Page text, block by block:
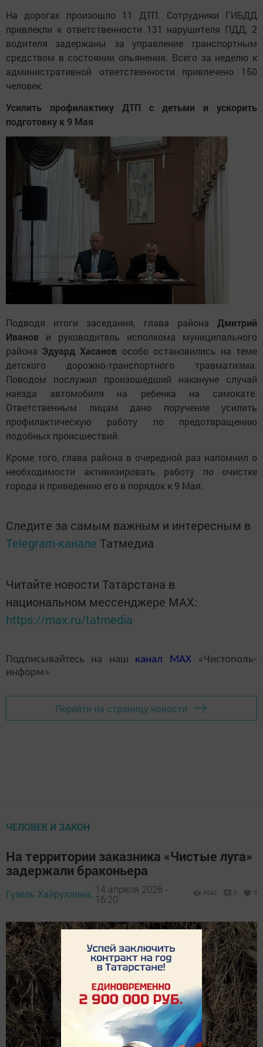
На дорогах произошло 11 ДТП. Сотрудники ГИБДД
привлекли к ответственности 131 нарушителя ПДД, 2
водителя задержаны за управление транспортным
средством в состоянии опьянения. Всего за неделю к
административной ответственности привлечено 150
человек.
Усилить профилактику ДТП с детьми и ускорить
подготовку к 9 Мая
Подводя итоги заседания, глава района Дмитрий
Иванов и руководитель исполкома муниципального
района Эдуард Хасанов особо остановились на теме
детского дорожно-транспортного травматизма.
Поводом послужил произошедший накануне случай
наезда автомобиля на ребенка на самокате.
Ответственным лицам дано поручение усилить
профилактическую работу по предотвращению
подобных происшествий.
Кроме того, глава района в очередной раз напомнил о
необходимости активизировать работу по очистке
города и приведению его в порядок к 9 Мая.
Следите за самым важным и интересным в
Telegram-канале Татмедиа
Читайте новости Татарстана в
национальном мессенджере MАХ:
https://max.ru/tatmedia
Подписывайтесь на наш канал MAX«Чистополь-
информ»
Перейти на страницу новости
ЧЕЛОВЕК И ЗАКОН
На территории заказника «Чистые луга»
задержали браконьера
Гузель Хайруллина, 14 апреля 2026 -
16:20
3042 0 0